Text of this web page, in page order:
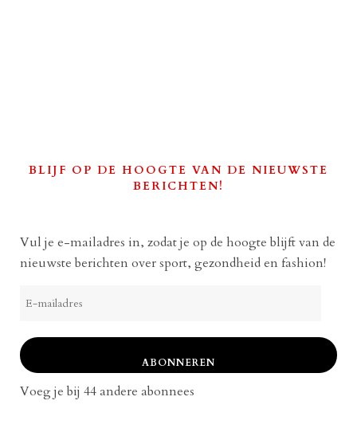
BLIJF OP DE HOOGTE VAN DE NIEUWSTE
BERICHTEN!
Vul je e-mailadres in, zodat je op de hoogte blijft van de
nieuwste berichten over sport, gezondheid en fashion!
mailadres
ABONNEREN
Voeg je bij 44 andere abonnees